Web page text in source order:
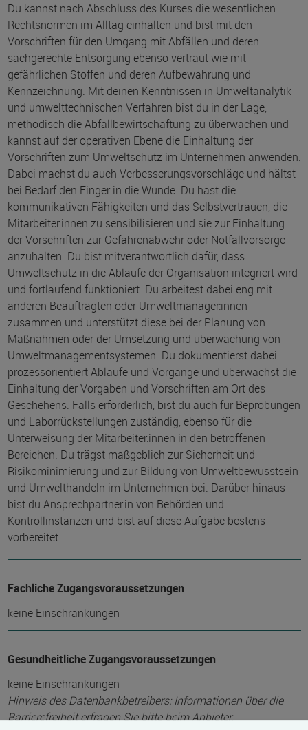
Du kannst nach Abschluss des Kurses die wesentlichen
Rechtsnormen im Alltag einhalten und bist mit den
Vorschriften für den Umgang mit Abfällen und deren
sachgerechte Entsorgung ebenso vertraut wie mit
gefährlichen Stoffen und deren Aufbewahrung und
Kennzeichnung. Mit deinen Kenntnissen in Umweltanalytik
und umwelttechnischen Verfahren bist du in der Lage,
methodisch die Abfallbewirtschaftung zu überwachen und
kannst auf der operativen Ebene die Einhaltung der
Vorschriften zum Umweltschutz im Unternehmen anwenden.
Dabei machst du auch Verbesserungsvorschläge und hältst
bei Bedarf den Finger in die Wunde. Du hast die
kommunikativen Fähigkeiten und das Selbstvertrauen, die
Mitarbeiter:innen zu sensibilisieren und sie zur Einhaltung
der Vorschriften zur Gefahrenabwehr oder Notfallvorsorge
anzuhalten. Du bist mitverantwortlich dafür, dass
Umweltschutz in die Abläufe der Organisation integriert wird
und fortlaufend funktioniert. Du arbeitest dabei eng mit
anderen Beauftragten oder Umweltmanager:innen
zusammen und unterstützt diese bei der Planung von
Maßnahmen oder der Umsetzung und überwachung von
Umweltmanagementsystemen. Du dokumentierst dabei
prozessorientiert Abläufe und Vorgänge und überwachst die
Einhaltung der Vorgaben und Vorschriften am Ort des
Geschehens. Falls erforderlich, bist du auch für Beprobungen
und Laborrückstellungen zuständig, ebenso für die
Unterweisung der Mitarbeiter:innen in den betroffenen
Bereichen. Du trägst maßgeblich zur Sicherheit und
Risikominimierung und zur Bildung von Umweltbewusstsein
und Umwelthandeln im Unternehmen bei. Darüber hinaus
bist du Ansprechpartner:in von Behörden und
Kontrollinstanzen und bist auf diese Aufgabe bestens
vorbereitet.
Fachliche Zugangsvoraussetzungen
keine Einschränkungen
Gesundheitliche Zugangsvoraussetzungen
keine Einschränkungen
Hinweis des Datenbankbetreibers: Informationen über die
Barrierefreiheit erfragen Sie bitte beim Anbieter.